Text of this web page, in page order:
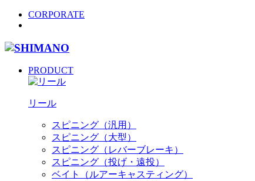
CORPORATE
PRODUCT
リール
スピニング（汎用）
スピニング（大型）
スピニング（レバーブレーキ）
スピニング（投げ・遠投）
ベイト（ルアーキャスティング）